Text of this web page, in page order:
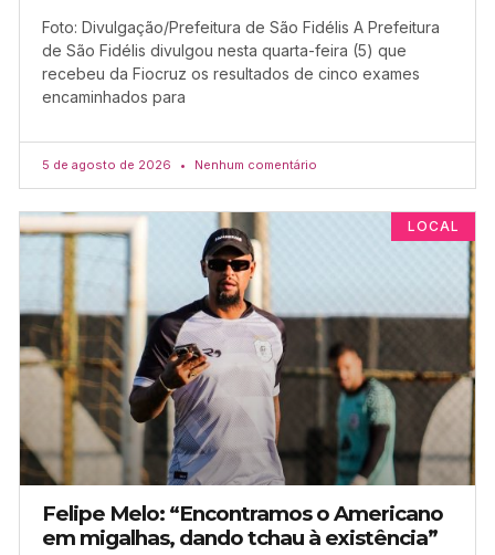
Foto: Divulgação/Prefeitura de São Fidélis A Prefeitura
de São Fidélis divulgou nesta quarta-feira (5) que
recebeu da Fiocruz os resultados de cinco exames
encaminhados para
5 de agosto de 2026 Nenhum comentário
LOCAL
Felipe Melo: “Encontramos o Americano
em migalhas, dando tchau à existência”